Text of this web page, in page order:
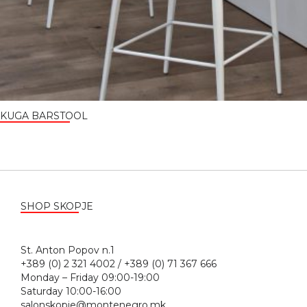
KUGA BARSTOOL
SHOP SKOPJE
St. Anton Popov n.1
+389 (0) 2 321 4002 / +389 (0) 71 367 666
Monday – Friday 09:00-19:00
Saturday 10:00-16:00